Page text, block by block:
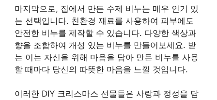
마지막으로, 집에서 만든 수제 비누는 매우 인기 있
는 선택입니다. 친환경 재료를 사용하여 피부에도
안전한 비누를 제작할 수 있습니다. 다양한 색상과
향을 조합하여 개성 있는 비누를 만들어보세요. 받
는 이는 자신을 위해 마음을 담아 만든 비누를 사용
할 때마다 당신의 따뜻한 마음을 느낄 것입니다.
이러한 DIY 크리스마스 선물들은 사랑과 정성을 담